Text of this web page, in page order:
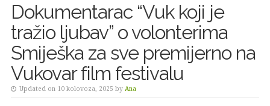
Dokumentarac “Vuk koji je
tražio ljubav” o volonterima
Smiješka za sve premijerno na
Vukovar film festivalu
Updated on 10 kolovoza, 2025 by Ana